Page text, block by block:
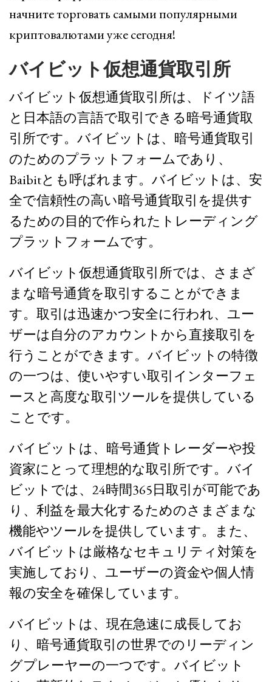
начните торговать самыми популярными
криптовалютами уже сегодня!
バイビット仮想通貨取引所
バイビット仮想通貨取引所は、ドイツ語
と日本語の言語で取引できる暗号通貨取
引所です。バイビットは、暗号通貨取引
のためのプラットフォームであり、
Baibitとも呼ばれます。バイビットは、安
全で信頼性の高い暗号通貨取引を提供す
るための目的で作られたトレーディング
プラットフォームです。
バイビット仮想通貨取引所では、さまざ
まな暗号通貨を取引することができま
す。取引は迅速かつ安全に行われ、ユー
ザーは自分のアカウントから直接取引を
行うことができます。バイビットの特徴
の一つは、使いやすい取引インターフェ
ースと高度な取引ツールを提供している
ことです。
バイビットは、暗号通貨トレーダーや投
資家にとって理想的な取引所です。バイ
ビットでは、24時間365日取引が可能であ
り、利益を最大化するためのさまざまな
機能やツールを提供しています。また、
バイビットは厳格なセキュリティ対策を
実施しており、ユーザーの資金や個人情
報の安全を確保しています。
バイビットは、現在急速に成長してお
り、暗号通貨取引の世界でのリーディン
グプレーヤーの一つです。バイビット